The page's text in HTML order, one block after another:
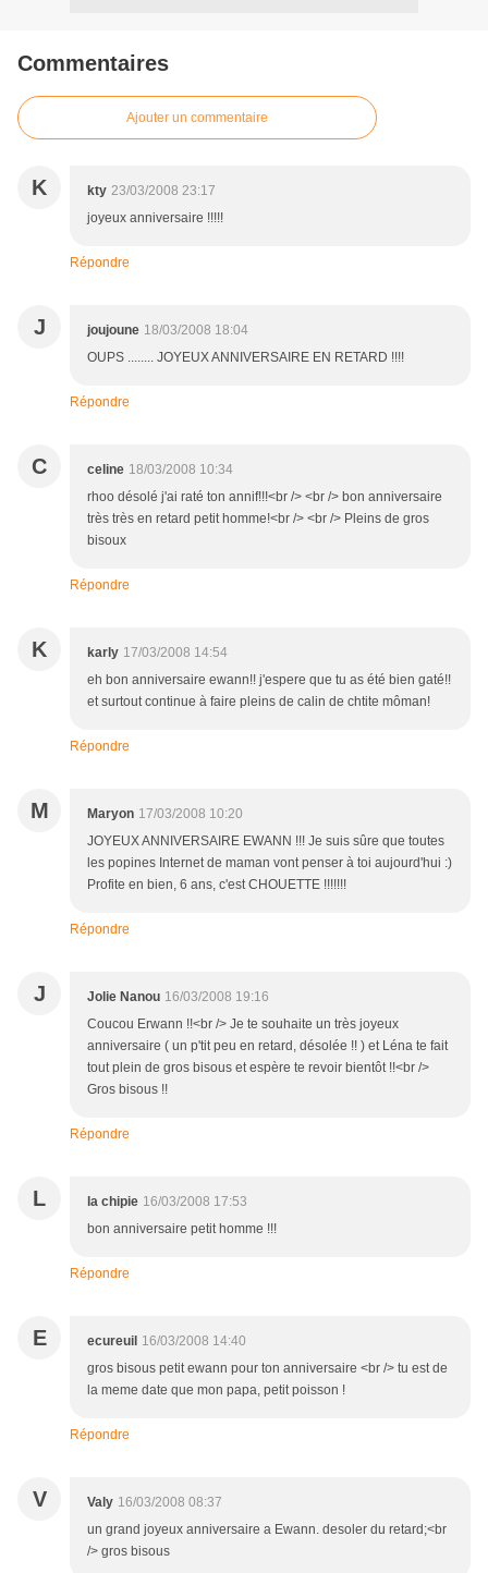
Commentaires
Ajouter un commentaire
K kty 23/03/2008 23:17
joyeux anniversaire !!!!!
Répondre
J joujoune 18/03/2008 18:04
OUPS ........ JOYEUX ANNIVERSAIRE EN RETARD !!!!
Répondre
C celine 18/03/2008 10:34
rhoo désolé j'ai raté ton annif!!!<br /> <br /> bon anniversaire
très très en retard petit homme!<br /> <br /> Pleins de gros
bisoux
Répondre
K karly 17/03/2008 14:54
eh bon anniversaire ewann!! j'espere que tu as été bien gaté!!
et surtout continue à faire pleins de calin de chtite môman!
Répondre
M Maryon 17/03/2008 10:20
JOYEUX ANNIVERSAIRE EWANN !!! Je suis sûre que toutes
les popines Internet de maman vont penser à toi aujourd'hui :)
Profite en bien, 6 ans, c'est CHOUETTE !!!!!!!
Répondre
J Jolie Nanou 16/03/2008 19:16
Coucou Erwann !!<br /> Je te souhaite un très joyeux
anniversaire ( un p'tit peu en retard, désolée !! ) et Léna te fait
tout plein de gros bisous et espère te revoir bientôt !!<br />
Gros bisous !!
Répondre
L la chipie 16/03/2008 17:53
bon anniversaire petit homme !!!
Répondre
E ecureuil 16/03/2008 14:40
gros bisous petit ewann pour ton anniversaire <br /> tu est de
la meme date que mon papa, petit poisson !
Répondre
V Valy 16/03/2008 08:37
un grand joyeux anniversaire a Ewann. desoler du retard;<br
/> gros bisous